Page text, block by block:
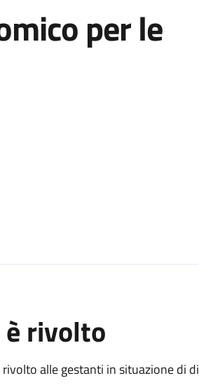
per le
è rivolto
rivolto alle gestanti in situazione di